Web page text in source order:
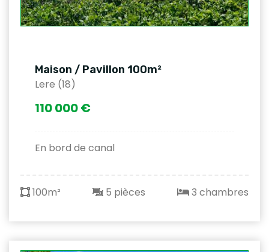
Maison / Pavillon 100m²
Lere (18)
110 000 €
En bord de canal
100m² 5 pièces 3 chambres